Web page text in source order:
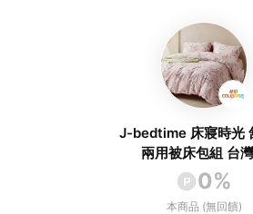
J-bedtime 床寢時光
兩用被床包組 台
SW6918M-H 雙人 兩用被套0%
本商品 (無回饋)